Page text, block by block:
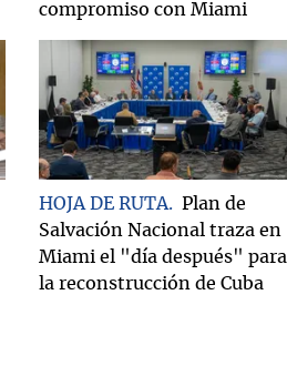
compromiso con Miami
HOJA DE RUTA
Plan de
Salvación Nacional traza en
Miami el "día después" para
la reconstrucción de Cuba